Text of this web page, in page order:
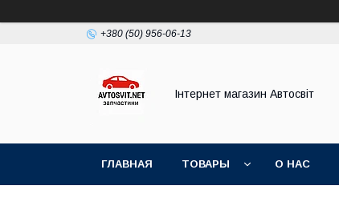
+380 (50) 956-06-13
Інтернет магазин Автосвіт
ГЛАВНАЯ ТОВАРЫ О НАС